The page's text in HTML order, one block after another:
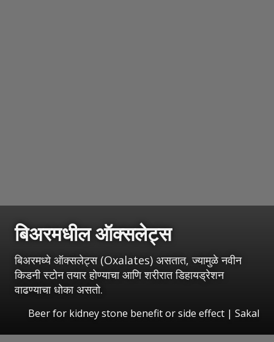
बिअरमधील ऑक्सलेट्स
बिअरमध्ये ऑक्सलेट्स (Oxalates) असतात, ज्यामुळे नवीन
किडनी स्टोन तयार होण्याचा आणि शरीरात डिहायड्रेशन
वाढण्याचा धोका असतो.
Beer for kidney stone benefit or side effect | Sakal